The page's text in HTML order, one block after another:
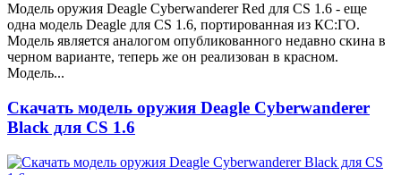
Модель оружия Deagle Cyberwanderer Red для CS 1.6 - еще
одна модель Deagle для CS 1.6, портированная из КС:ГО.
Модель является аналогом опубликованного недавно скина в
черном варианте, теперь же он реализован в красном.
Модель...
Скачать модель оружия Deagle Cyberwanderer
Black для CS 1.6